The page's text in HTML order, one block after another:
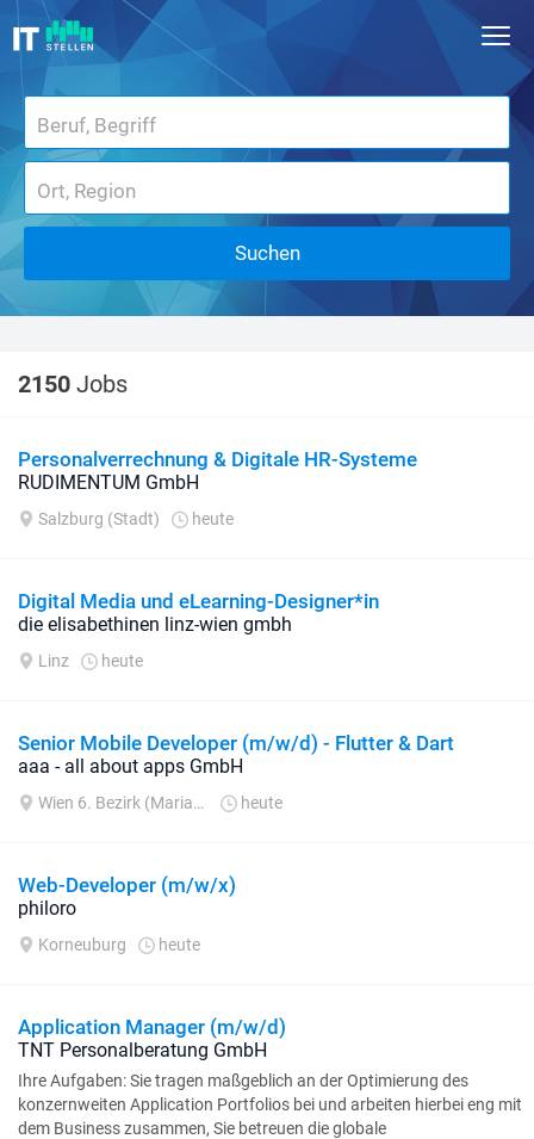
Suchen
2150 Jobs
Personalverrechnung & Digitale HR-Systeme
RUDIMENTUM GmbH
Salzburg (Stadt) heute
Digital Media und eLearning-Designer*in
die elisabethinen linz-wien gmbh
Linz heute
Senior Mobile Developer (m/w/d) - Flutter & Dart
aaa - all about apps GmbH
Wien 6. Bezirk (Mariahilf) heute
Web-Developer (m/w/x)
philoro
Korneuburg heute
Application Manager (m/w/d)
TNT Personalberatung GmbH
Ihre Aufgaben: Sie tragen maßgeblich an der Optimierung des
konzernweiten Application Portfolios bei und arbeiten hierbei eng mit
dem Business zusammen, Sie betreuen die globale